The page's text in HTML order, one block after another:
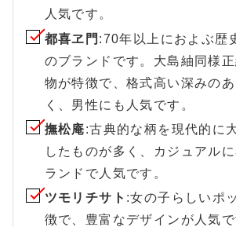
人気です。
都喜ヱ門 :70年以上におよぶ歴
のブランドです。大島紬同様
物が特徴で、格式高い深みの
く、男性にも人気です。
撫松庵:古典的な柄を現代的に
したものが多く、カジュアル
ランドで人気です。
ツモリチサト :女の子らしいポ
徴で、豊富なデザインが人気で